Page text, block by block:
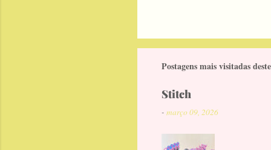
Postagens mais visitadas
Stitch
- março 09, 2026